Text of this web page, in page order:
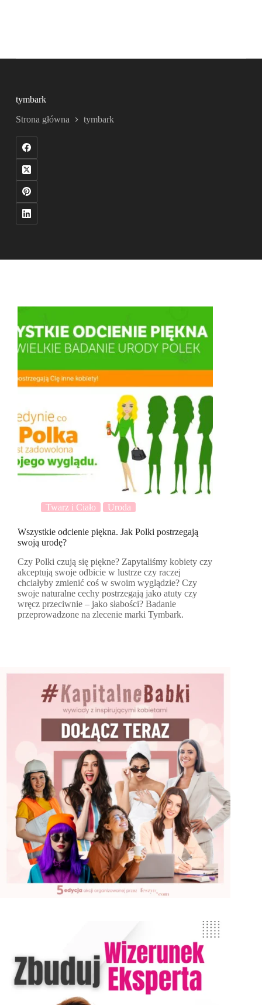
tymbark
Strona główna tymbark
Twarz i Ciało Uroda
Wszystkie odcienie piękna. Jak Polki postrzegają
swoją urodę?
Czy Polki czują się piękne? Zapytaliśmy kobiety czy
akceptują swoje odbicie w lustrze czy raczej
chciałyby zmienić coś w swoim wyglądzie? Czy
swoje naturalne cechy postrzegają jako atuty czy
wręcz przeciwnie – jako słabości? Badanie
przeprowadzone na zlecenie marki Tymbark.